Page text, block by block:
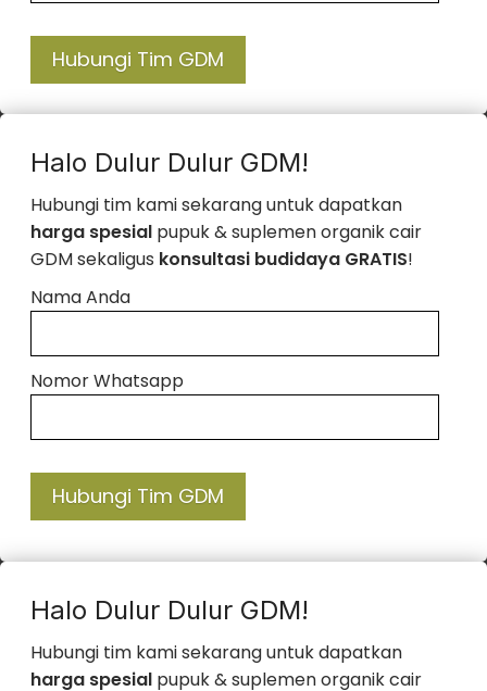
Hubungi Tim GDM
Halo Dulur Dulur GDM!
Hubungi tim kami sekarang untuk dapatkan
harga spesial pupuk & suplemen organik cair
GDM sekaligus konsultasi budidaya GRATIS!
Nama Anda
Nomor Whatsapp
Hubungi Tim GDM
Halo Dulur Dulur GDM!
Hubungi tim kami sekarang untuk dapatkan
harga spesial pupuk & suplemen organik cair